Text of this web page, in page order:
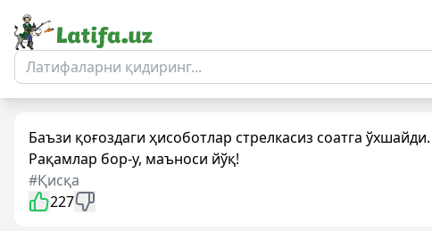
Баъзи қоғоздаги ҳисоботлар стрелкасиз соатга ўхшайди.
Рақамлар бор-у, маъноси йўқ!
#Қисқа
227